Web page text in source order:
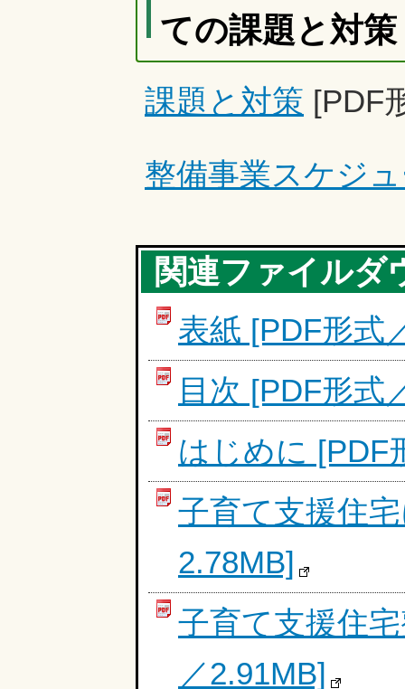
ての課題と対策
課題と対策 [PDF
整備事業スケジ
関連ファイルダ
表紙 [PDF形式
目次 [PDF形式
はじめに [PDF
子育て支援住
2.78MB]
子育て支援住
／2.91MB]